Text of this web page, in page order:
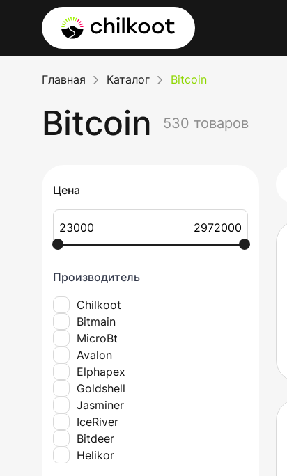
Главная Каталог Bitcoin
Bitcoin 530 товаров
Цена
Производитель
Chilkoot
Bitmain
MicroBt
Avalon
Elphapex
Goldshell
Jasminer
IceRiver
Bitdeer
Helikor